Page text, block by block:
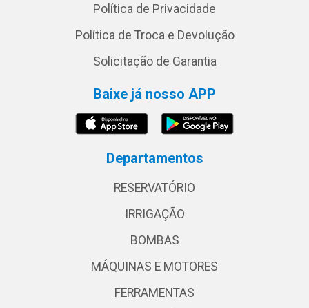
Política de Privacidade
Política de Troca e Devolução
Solicitação de Garantia
Baixe já nosso APP
Departamentos
RESERVATÓRIO
IRRIGAÇÃO
BOMBAS
MÁQUINAS E MOTORES
FERRAMENTAS